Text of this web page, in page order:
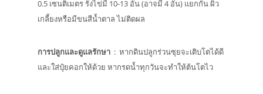
0.5 เซนติเมตร รังไข่มี 10-13 อัน (อาจมี 4 อัน) แยกกัน ผิว
เกลี้ยงหรือมีขนสีน้ำตาล ไม่ติดผล
การปลูกและดูแลรักษา : หากดินปลูกร่วนซุยจะเติบโตได้ดี
และใส่ปุ๋ยคอกให้ด้วย หากรดน้ำทุกวันจะทำให้ต้นโตไว